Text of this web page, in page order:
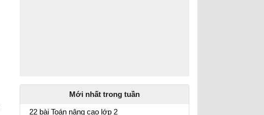
Mới nhất trong tuần
22 bài Toán nâng cao lớp 2